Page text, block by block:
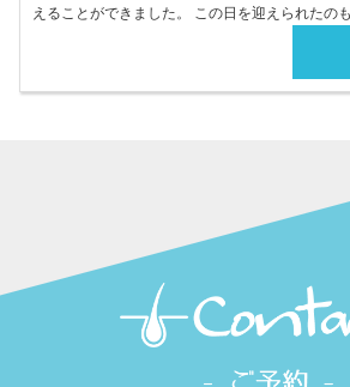
えることができました。 この日を迎えられたの